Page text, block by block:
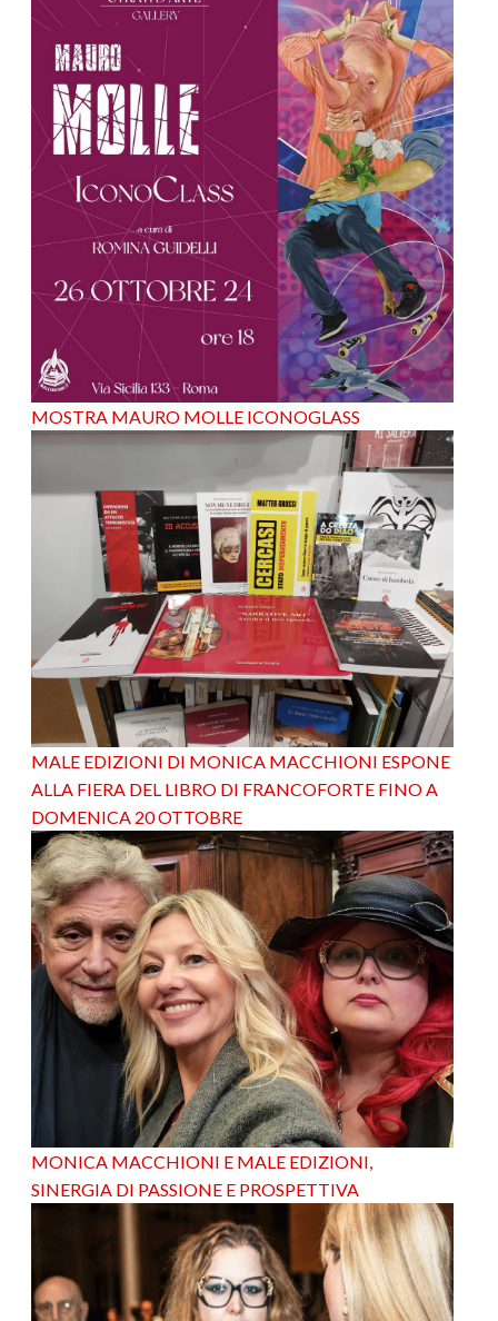
MOSTRA MAURO MOLLE ICONOGLASS
MALE EDIZIONI DI MONICA MACCHIONI ESPONE
ALLA FIERA DEL LIBRO DI FRANCOFORTE FINO A
DOMENICA 20 OTTOBRE
MONICA MACCHIONI E MALE EDIZIONI,
SINERGIA DI PASSIONE E PROSPETTIVA